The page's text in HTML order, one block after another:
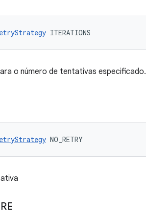
ITERATIONS
o número de tentativas especificado.
NO_RETRY